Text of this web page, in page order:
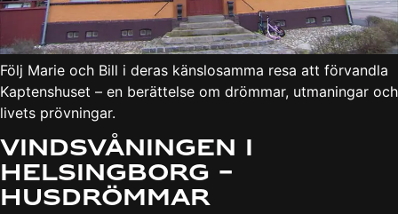
Följ Marie och Bill i deras känslosamma resa att förvandla
Kaptenshuset – en berättelse om drömmar, utmaningar och
livets prövningar.
Vindsvåningen i
Helsingborg –
Husdrömmar